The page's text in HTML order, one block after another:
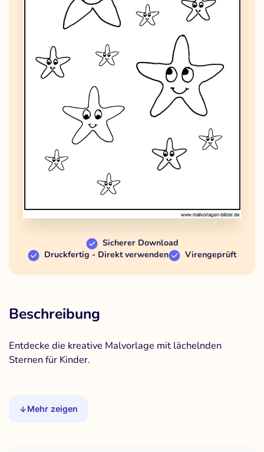
Sicherer Download
Druckfertig - Direkt verwenden
Virengeprüft
Beschreibung
Entdecke die kreative Malvorlage mit lächelnden
Sternen für Kinder.
Mehr zeigen